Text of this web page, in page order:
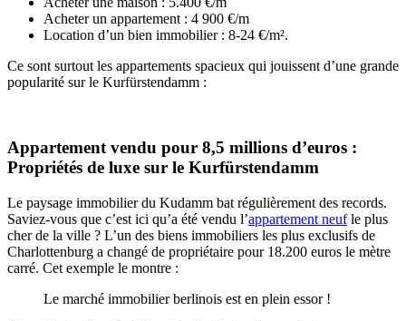
Acheter un appartement : 4 900 €/m
Location d’un bien immobilier : 8-24 €/m².
Ce sont surtout les appartements spacieux qui jouissent d’une grande
popularité sur le Kurfürstendamm :
Appartement vendu pour 8,5 millions d’euros :
Propriétés de luxe sur le Kurfürstendamm
Le paysage immobilier du Kudamm bat régulièrement des records.
Saviez-vous que c’est ici qu’a été vendu l’appartement neufle plus
cher de la ville ? L’un des biens immobiliers les plus exclusifs de
Charlottenburg a changé de propriétaire pour 18.200 euros le mètre
carré. Cet exemple le montre :
Le marché immobilier berlinois est en plein essor !